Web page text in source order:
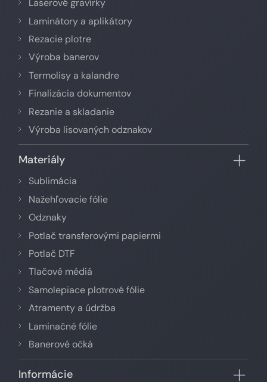
Laserové gravírky
Laminátory a aplikátory
Rezacie plotre
Výroba banerov
Termolisy a kalandre
Finalizácia dokumentov
Rezanie a skladanie
Výroba lisovaných odznakov
Materiály
Sublimácia
Nažehľovacie fólie
Odznaky
Potlač transferovými papiermi
Potlač DTF
Tlačové médiá
Samolepiace plotrové fólie
Atramenty a údržba
Laminačné fólie
Banerové očká
Informácie